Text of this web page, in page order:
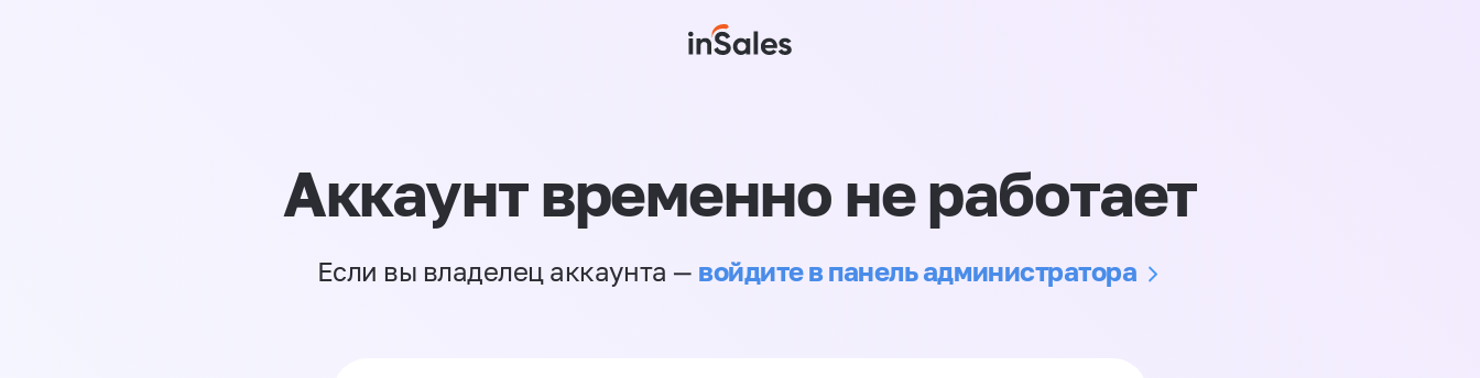
Аккаунт временно не работает
Если вы владелец аккаунта — войдите в панель администратора